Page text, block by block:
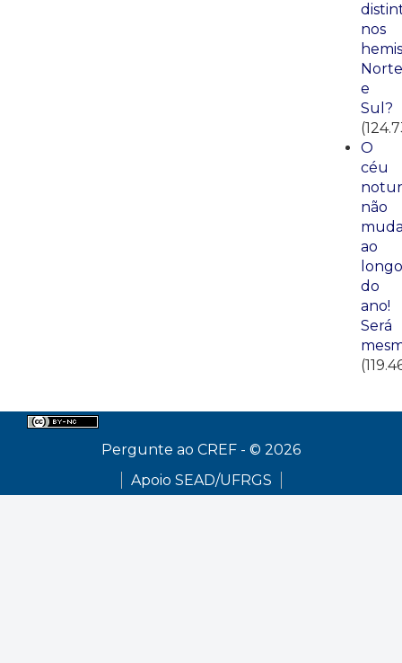
nos
Norte
e
Sul?
O
céu
não
ao
longo
do
ano!
Será
Pergunte ao CREF - © 2026
Apoio SEAD/UFRGS